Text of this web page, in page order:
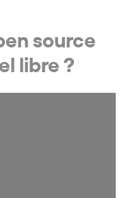
source
libre ?